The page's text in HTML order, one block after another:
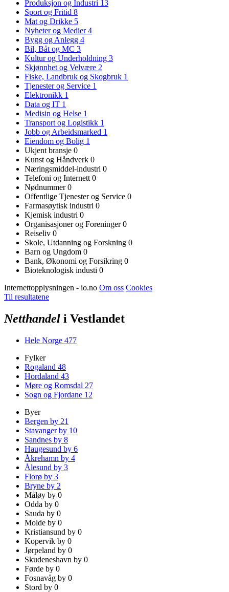
Produksjon og Industri 13
Sport og Fritid 8
Mat og Drikke 5
Nyheter og Medier4
Bygg og Anlegg 4
Bil, Båt og MC 3
Kultur og Underholdning 3
Skjønnhet og Velvære 2
Fiske, Landbruk og Skogbruk 1
Tjenester og Service 1
Elektronikk 1
Data og IT 1
Medisin og Helse 1
Transport og Logistikk 1
Jobb og Arbeidsmarked 1
Eiendom og Bolig 1
Ukjent bransje 0
Kunst og Håndverk 0
Næringsmiddel-industri 0
Telefoni og Internett 0
Nødnummer0
Offentlige Tjenester og Service 0
Farmasøytisk industri 0
Kjemisk industri 0
Organisasjoner og Foreninger0
Reiseliv 0
Skole, Utdanning og Forskning 0
Barn og Ungdom 0
Bank, Økonomi og Forsikring 0
Bioteknologisk industi 0
Internettopplysningen - io.no Om oss Cookies
Til resultatene
Netthandel i Vestlandet
Hele Norge 477
Fylker
Rogaland 48
Hordaland 43
Møre og Romsdal 27
Sogn og Fjordane 12
Byer
Bergen by 21
Stavanger by 10
Sandnes by 8
Haugesund by 6
Åkrehamn by 4
Ålesund by 3
Florø by 3
Bryne by 2
Måløy by 0
Odda by 0
Sauda by 0
Molde by 0
Kristiansund by 0
Kopervik by 0
Jørpeland by 0
Skudeneshavn by 0
Førde by 0
Fosnavåg by 0
Stord by 0